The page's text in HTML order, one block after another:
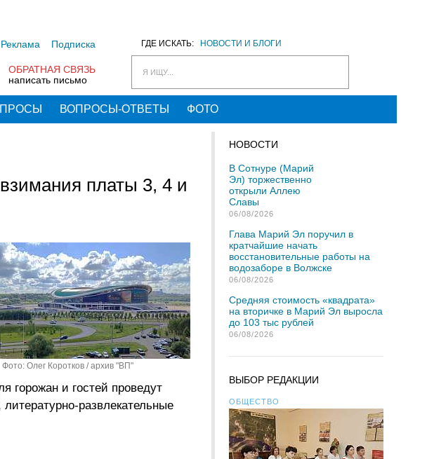
ГДЕ ИСКАТЬ: НОВОСТИ И БЛОГИ
Я ИЩУ...
Реклама Подписка
ОБРАТНАЯ СВЯЗЬ
написать письмо
ВОПРОСЫ-ОТВЕТЫ ФОТО
платы 3, 4 и
Фото: Олег Коротков / архив "ВП"
горожан и гостей проведут
развлекательные
НОВОСТИ
В Сотнуре (Марий
Эл) торжественно
открыли Аллею
Славы
06/08/2026
Глава Марий Эл поручил в
кратчайшие начать
восстановительные работы на
водозаборе в Волжске
06/08/2026
Средняя стоимость «квадрата»
на вторичке в Марий Эл выросла
до 103 тыс рублей
06/08/2026
ВЫБОР РЕДАКЦИИ
ОБЩЕСТВО